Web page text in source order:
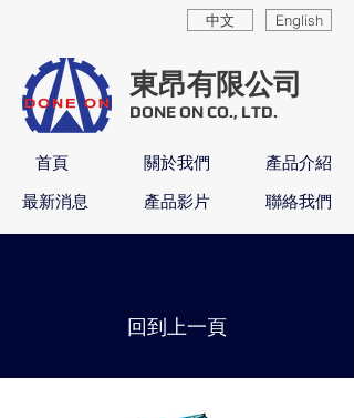
中文 English
東昂有限公司
DONE ON CO., LTD.
首頁
最新消息
關於我們
產品影片
產品介紹
聯絡我們
​回到上一頁